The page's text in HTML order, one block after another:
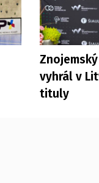
vyhrál v
tituly